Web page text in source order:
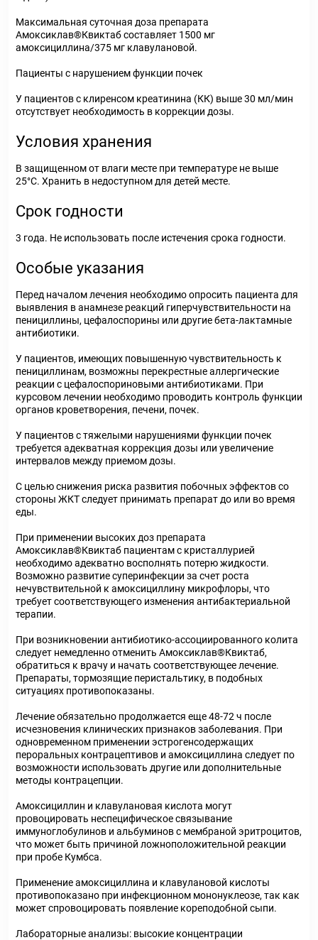
Максимальная суточная доза препарата
Амоксиклав®Квиктаб составляет 1500 мг
амоксициллина/375 мг клавулановой.
Пациенты с нарушением функции почек
У пациентов с клиренсом креатинина (КК) выше 30 мл/мин
отсутствует необходимость в коррекции дозы.
Условия хранения
В защищенном от влаги месте при температуре не выше
25°С. Хранить в недоступном для детей месте.
Срок годности
3 года. Не использовать после истечения срока годности.
Особые указания
Перед началом лечения необходимо опросить пациента для
выявления в анамнезе реакций гиперчувствительности на
пенициллины, цефалоспорины или другие бета-лактамные
антибиотики.
У пациентов, имеющих повышенную чувствительность к
пенициллинам, возможны перекрестные аллергические
реакции с цефалоспориновыми антибиотиками. При
курсовом лечении необходимо проводить контроль функции
органов кроветворения, печени, почек.
У пациентов с тяжелыми нарушениями функции почек
требуется адекватная коррекция дозы или увеличение
интервалов между приемом дозы.
С целью снижения риска развития побочных эффектов со
стороны ЖКТ следует принимать препарат до или во время
еды.
При применении высоких доз препарата
Амоксиклав®Квиктаб пациентам с кристаллурией
необходимо адекватно восполнять потерю жидкости.
Возможно развитие суперинфекции за счет роста
нечувствительной к амоксициллину микрофлоры, что
требует соответствующего изменения антибактериальной
терапии.
При возникновении антибиотико-ассоциированного колита
следует немедленно отменить Амоксиклав®Квиктаб,
обратиться к врачу и начать соответствующее лечение.
Препараты, тормозящие перистальтику, в подобных
ситуациях противопоказаны.
Лечение обязательно продолжается еще 48-72 ч после
исчезновения клинических признаков заболевания. При
одновременном применении эстрогенсодержащих
пероральных контрацептивов и амоксициллина следует по
возможности использовать другие или дополнительные
методы контрацепции.
Амоксициллин и клавулановая кислота могут
провоцировать неспецифическое связывание
иммуноглобулинов и альбуминов с мембраной эритроцитов,
что может быть причиной ложноположительной реакции
при пробе Кумбса.
Применение амоксициллина и клавулановой кислоты
противопоказано при инфекционном мононуклеозе, так как
может спровоцировать появление кореподобной сыпи.
Лабораторные анализы: высокие концентрации